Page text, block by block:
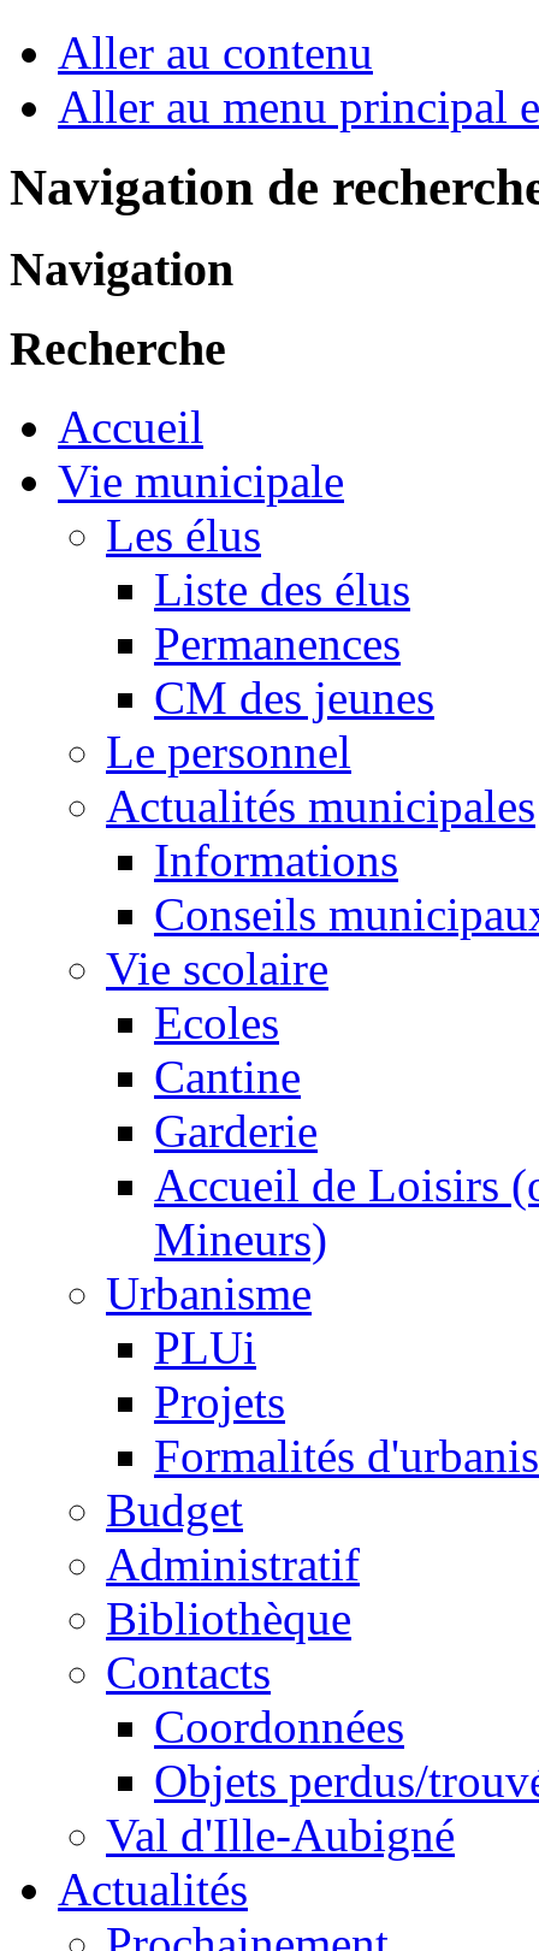
Aller au contenu
Aller au menu principal
Navigation de
Navigation
Recherche
Accueil
Vie municipale
Les élus
Liste des élus
Permanences
CM des jeunes
Le personnel
Actualités municipales
Informations
Conseils
Vie scolaire
Ecoles
Cantine
Garderie
Accueil de Loisirs
Mineurs)
Urbanisme
PLUi
Projets
Formalités
Budget
Administratif
Bibliothèque
Contacts
Coordonnées
Objets perdus/
Val d'Ille-Aubigné
Actualités